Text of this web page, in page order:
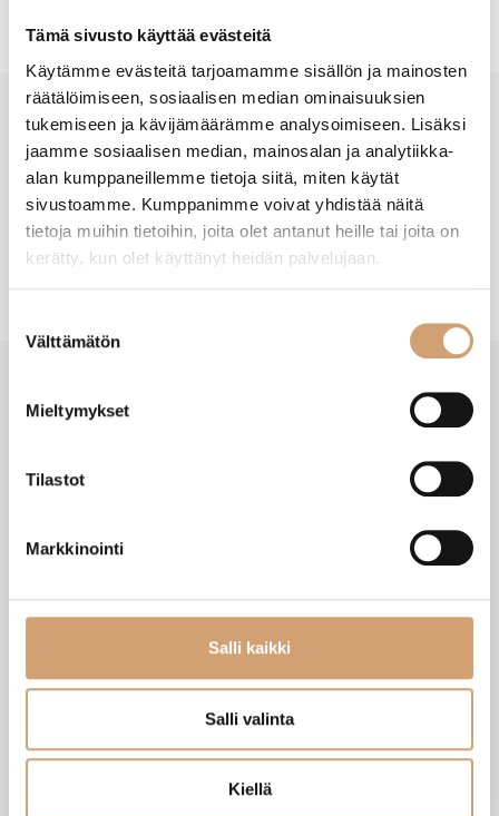
Tämä sivusto käyttää evästeitä
Käytämme evästeitä tarjoamamme sisällön ja mainosten
räätälöimiseen, sosiaalisen median ominaisuuksien
tukemiseen ja kävijämäärämme analysoimiseen. Lisäksi
jaamme sosiaalisen median, mainosalan ja analytiikka-
alan kumppaneillemme tietoja siitä, miten käytät
sivustoamme. Kumppanimme voivat yhdistää näitä
tietoja muihin tietoihin, joita olet antanut heille tai joita on
kerätty, kun olet käyttänyt heidän palvelujaan.
valinta
Välttämätön
Mieltymykset
Tilastot
Markkinointi
Salli kaikki
Salli valinta
Kiellä
- Tuotteesta ei ole vielä arvosteluja -
New content loaded
Zassenhaus Gera sähköinen
Ibili Sushisetti